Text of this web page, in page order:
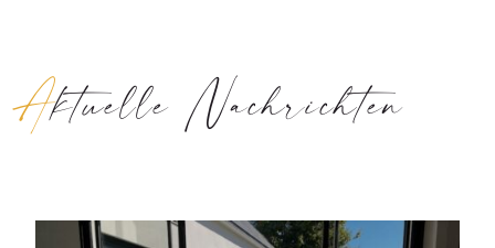
Aktuelle Nachrichten